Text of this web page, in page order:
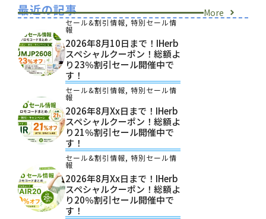
最近の記事 More
セール&割引情報, 特別セール情
報
2026年8月10日まで！iHerb
スペシャルクーポン！総額よ
り23％割引セール開催中で
す！
セール&割引情報, 特別セール情
報
2026年8月xx日まで！iHerb
スペシャルクーポン！総額よ
り21％割引セール開催中で
す！
セール&割引情報, 特別セール情
報
2026年8月xx日まで！iHerb
スペシャルクーポン！総額よ
り20％割引セール開催中で
す！